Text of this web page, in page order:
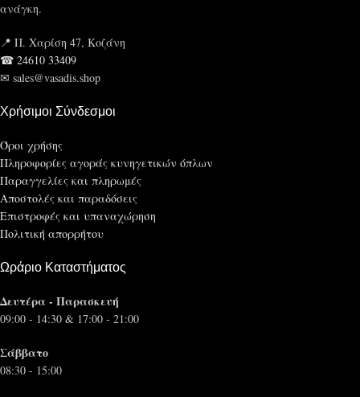
ανάγκη.
📍 Π. Χαρίση 47, Κοζάνη
☎ 24610 33409
✉ sales@vasadis.shop
Χρήσιμοι Σύνδεσμοι
Όροι χρήσης
Πληροφορίες αγοράς κυνηγετικών όπλων
Παραγγελίες και πληρωμές
Αποστολές και παραδόσεις
Επιστροφές και υπαναχώρηση
Πολιτική απορρήτου
Ωράριο Καταστήματος
Δευτέρα - Παρασκευή
09:00 - 14:30 & 17:00 - 21:00
Σάββατο
08:30 - 15:00